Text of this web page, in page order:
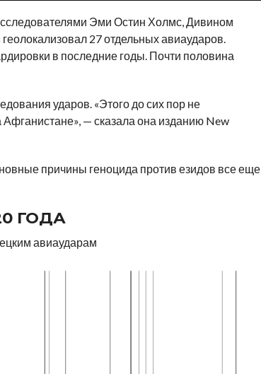
Эми Остин Холмс, Дивином
27 отдельных авиаударов.
в последние годы. Почти половина
ударов. «Этого до сих пор не
— сказала она изданию New
причины геноцида против езидов все еще
ГОДА
авиаударам